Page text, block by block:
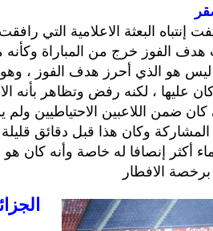
إنتباه البعثة الاعلامية
هدف الفوز خرج من المباراة وكأنه
ليس هو الذي أحرز هدف الفوز‮ ‬،‮ ‬وهو
عليها‮ ‬،‮ ‬لكنه رفض وتظاهر بأنه
كان ضمن اللاعبين الاحتياطيين
المشاركة وكان هذا قبل دقائق
أكثر إنصافا له خاصة وأنه كان
برخصة الافطار‮